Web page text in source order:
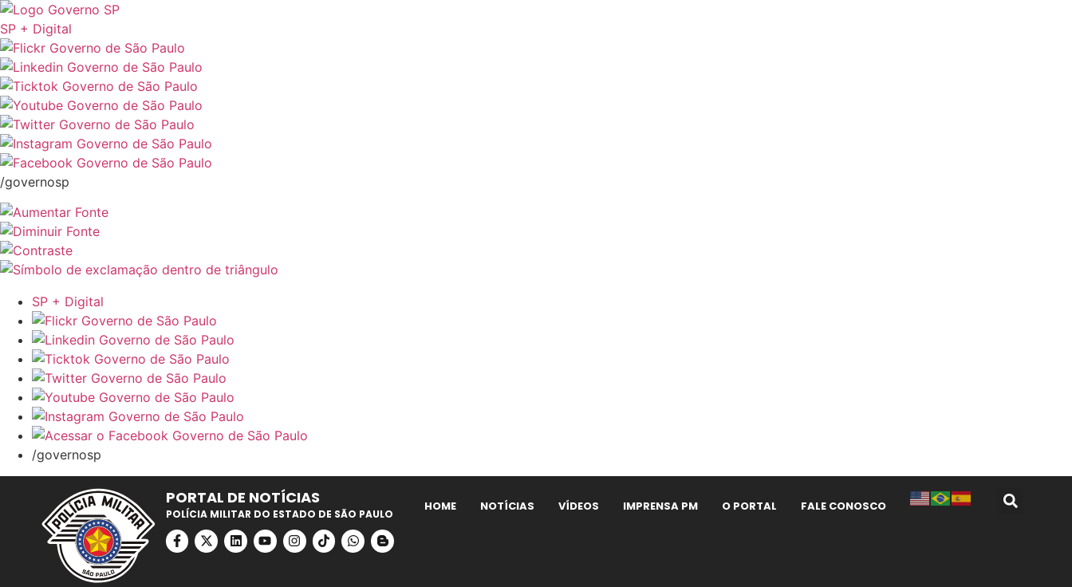
SP + Digital
/governosp
SP + Digital
/governosp
PORTAL DE NOTÍCIAS
POLÍCIA MILITAR DO ESTADO DE SÃO PAULO
HOME NOTÍCIAS VÍDEOS IMPRENSA PM O PORTAL FALE CONOSCO